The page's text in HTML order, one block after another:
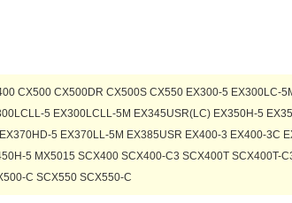
CX500 CX500DR CX500S CX550 EX300-5 EX300LC-
5 EX300LCLL-5M EX345USR(LC) EX350H-5
5 EX370LL-5M EX385USR EX400-3 EX400-3C
5 MX5015 SCX400 SCX400-C3 SCX400T SCX400T-
C SCX550 SCX550-C